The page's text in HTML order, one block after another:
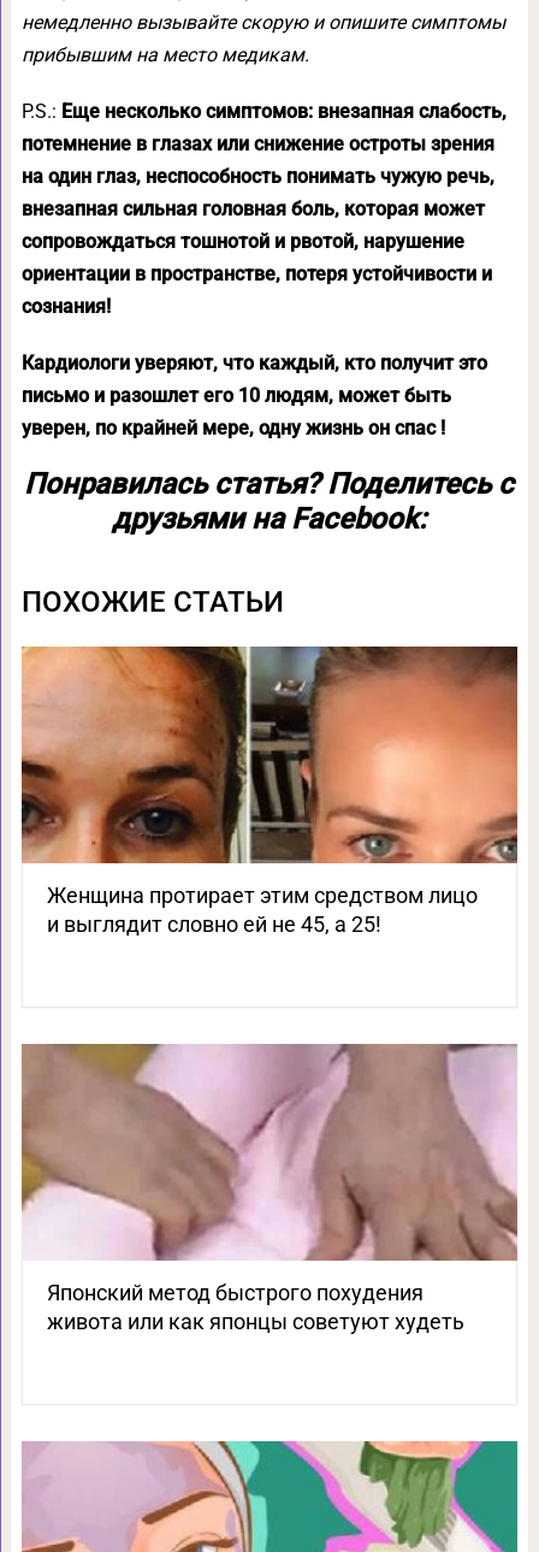
немедленно вызывайте скорую и опишите симптомы
прибывшим на место медикам.
P.S.: Eще несколько симптомов: внезапная слабость,
потемнение в глазах или снижение остроты зрения
на один глаз, неспособность понимать чужую речь,
внезапная сильная головная боль, которая может
сопровождаться тошнотой и рвотой, нарушение
ориентации в пространстве, потеря устойчивости и
сознания!
Кардиологи уверяют, что каждый, кто получит это
письмо и разошлет его 10 людям, может быть
уверен, по крайней мере, одну жизнь он спас !
Понравилась статья? Поделитесь с
друзьями на Facebook:
ПОХОЖИЕ СТАТЬИ
Женщина протирает этим средством лицо
и выглядит словно ей не 45, а 25!
Японский метод быстрого похудения
живота или как японцы советуют худеть